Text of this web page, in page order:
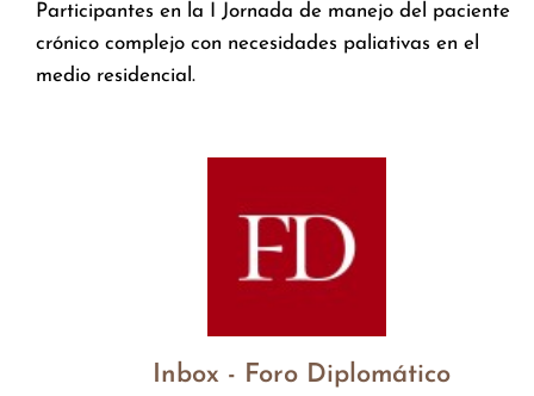
Participantes en la I Jornada de manejo del paciente
crónico complejo con necesidades paliativas en el
medio residencial.
Inbox - Foro Diplomático